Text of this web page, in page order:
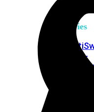
Series
224D-